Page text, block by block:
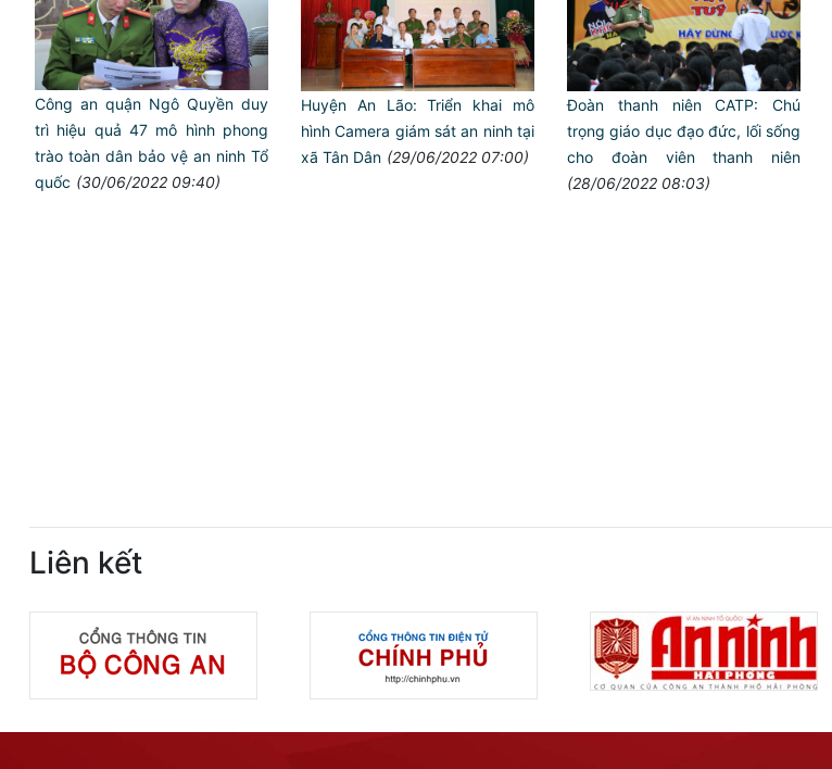
Công an quận Ngô Quyền duy
trì hiệu quả 47 mô hình phong
trào toàn dân bảo vệ an ninh Tổ
quốc (30/06/2022 09:40)
Huyện An Lão: Triển khai mô
hình Camera giám sát an ninh tại
xã Tân Dân (29/06/2022 07:00)
Đoàn thanh niên CATP: Chú
trọng giáo dục đạo đức, lối sống
cho đoàn viên thanh niên
(28/06/2022 08:03)
Liên kết